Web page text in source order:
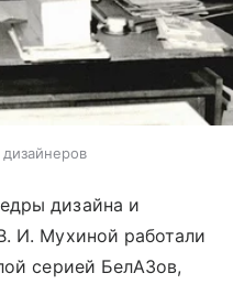
дизайна и
И. Мухиной работали
серией БелАЗов,